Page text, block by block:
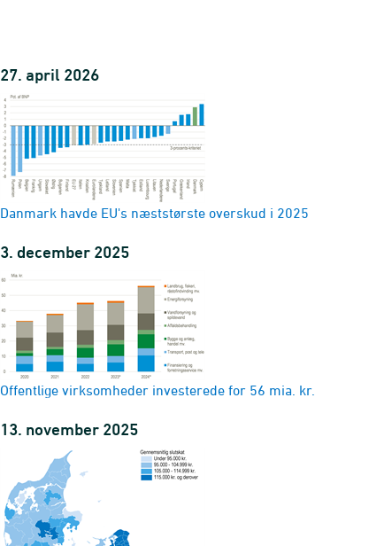
27. april 2026
Danmark havde EU's næststørste overskud i 2025
3. december 2025
Offentlige virksomheder investerede for 56 mia. kr.
13. november 2025